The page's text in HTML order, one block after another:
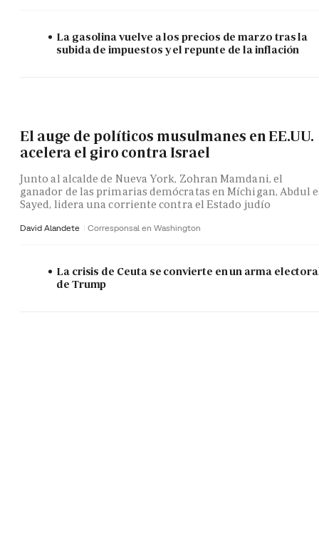
La gasolina vuelve a los precios de marzo tras la
subida de impuestos y el repunte de la inflación
El auge de políticos musulmanes en EE.UU.
acelera el giro contra Israel
Junto al alcalde de Nueva York, Zohran Mamdani, el
ganador de las primarias demócratas en Míchigan, Abdul
Sayed, lidera una corriente contra el Estado judío
David Alandete Corresponsal en Washington
La crisis de Ceuta se convierte en un arma
de Trump